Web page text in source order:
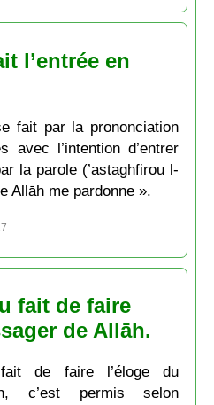
l’entrée en
fait par la prononciation
avec l’intention d’entrer
la parole (’astaghfirou l-
Allāh me pardonne ».
fait de faire
de Allāh.
de faire l’éloge du
c’est permis selon